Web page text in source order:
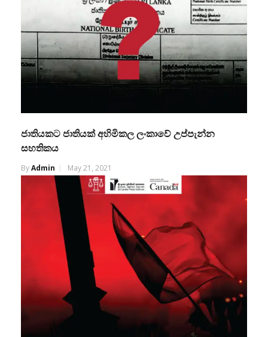
ජාතියකට ජාතියක් අහිමිකල ලංකාවේ උප්පැන්න
සහතිකය
ByAdmin May 21, 2021